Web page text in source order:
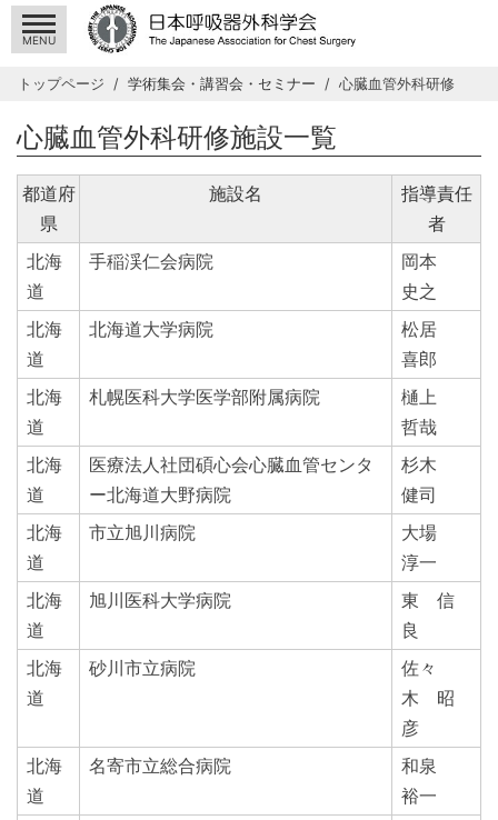
MENU
トップページ 学術集会・講習会・セミナー 心臓血管外科研修
心臓血管外科研修施設一覧
都道府
県
施設名
指導責任
者
北海
道
手稲渓仁会病院
岡本
史之
北海
道
北海道大学病院
松居
喜郎
北海
道
札幌医科大学医学部附属病院
樋上
哲哉
北海
道
医療法人社団碩心会心臓血管センタ
ー北海道大野病院
杉木
健司
北海
道
市立旭川病院
大場
淳一
北海
道
旭川医科大学病院
東 信
良
北海
道
砂川市立病院
佐々
木 昭
彦
北海
道
名寄市立総合病院
和泉
裕一